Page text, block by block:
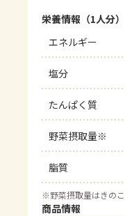
栄養情報（1人分）
エネルギー
塩分
たんぱく質
野菜摂取量※
脂質
※野菜摂取量はきの
商品情報